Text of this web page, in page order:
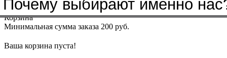
Меню+7(4912)50-37-50sbit@krep62.ru
Корзина
Минимальная сумма заказа 200 руб.
Ваша корзина пуста!
Почему выбирают именно